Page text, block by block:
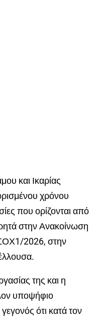
και Ικαρίας
χρόνου
που ορίζονται από
στην Ανακοίνωση
2026, στην
της και η
υποψήφιο
ότι κατά τον